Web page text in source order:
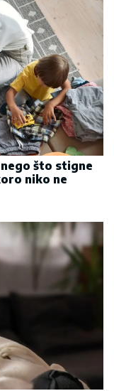
što stigne
niko ne